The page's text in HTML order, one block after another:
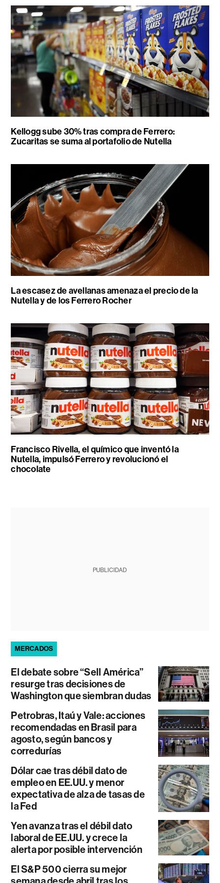
Kellogg sube 30% tras compra de Ferrero:
Zucaritas se suma al portafolio de Nutella
La escasez de avellanas amenaza el precio de la
Nutella y de los Ferrero Rocher
Francisco Rivella, el químico que inventó la
Nutella, impulsó Ferrero y revolucionó el
chocolate
PUBLICIDAD
MERCADOS
El debate sobre “Sell América”
resurge tras decisiones de
Washington que siembran dudas
Petrobras, Itaú y Vale: acciones
recomendadas en Brasil para
agosto, según bancos y
corredurías
Dólar cae tras débil dato de
empleo en EE.UU. y menor
expectativa de alza de tasas de
la Fed
Yen avanza tras el débil dato
laboral de EE.UU. y crece la
alerta por posible intervención
El S&P 500 cierra su mejor